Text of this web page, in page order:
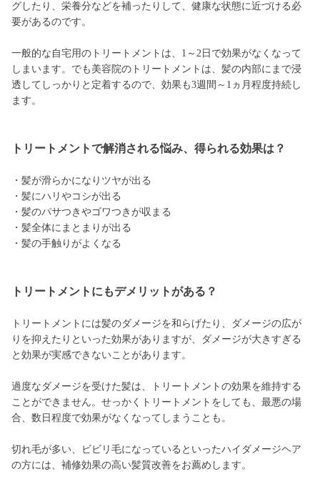
グしたり、栄養分などを補ったりして、健康な状態に近づける必
要があるのです。
一般的な自宅用のトリートメントは、1～2日で効果がなくなって
しまいます。でも美容院のトリートメントは、髪の内部にまで浸
透してしっかりと定着するので、効果も3週間～1ヵ月程度持続し
ます。
トリートメントで解消される悩み、得られる効果は？
・髪が滑らかになりツヤが出る
・髪にハリやコシが出る
・髪のパサつきやゴワつきが収まる
・髪全体にまとまりが出る
・髪の手触りがよくなる
トリートメントにもデメリットがある？
トリートメントには髪のダメージを和らげたり、ダメージの広が
りを抑えたりといった効果がありますが、ダメージが大きすぎる
と効果が実感できないことがあります。
過度なダメージを受けた髪は、トリートメントの効果を維持する
ことができません。せっかくトリートメントをしても、最悪の場
合、数日程度で効果がなくなってしまうことも。
切れ毛が多い、ビビリ毛になっているといったハイダメージヘア
の方には、補修効果の高い髪質改善をお薦めします。